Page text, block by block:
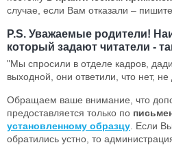
случае, если Вам отказали –
P.S. Уважаемые родители!
который задают читатели -
"Мы спросили в отделе кадров,
выходной, они ответили, что нет,
Обращаем ваше внимание, что
предоставляется только по
установленному образцу . Если
обратились устно, то